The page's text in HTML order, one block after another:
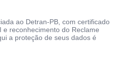
ao Detran-PB, com certificado
e reconhecimento do Reclame
a proteção de seus dados é